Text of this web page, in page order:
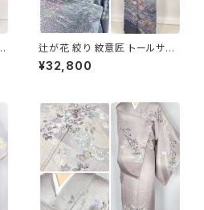
辻が花 絞り 紋意匠 トールサイ
ズ 金彩 訪問着 正絹 袷 青 ブル
ー 紫 1273
¥32,800